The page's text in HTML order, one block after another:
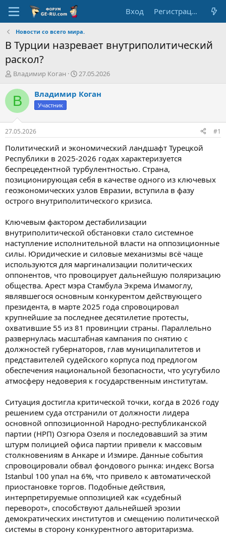
Вход Регистрация
Новости со всего мира.
В Турции назревает внутриполитический
раскол?
А
т
о
т
е
м
ы
Владимир Коган
Д
т
а
л
а
27.05.2026
В Владимир Коган
Участник
27.05.2026 #1
Политический и экономический ландшафт Турецкой
Республики в 2025-2026 годах характеризуется
беспрецедентной турбулентностью. Страна,
позиционирующая себя в качестве одного из ключевых
геоэкономических узлов Евразии, вступила в фазу
острого внутриполитического кризиса.
Ключевым фактором дестабилизации
внутриполитической обстановки стало системное
наступление исполнительной власти на оппозиционные
силы. Юридические и силовые механизмы всё чаще
используются для маргинализации политических
оппонентов, что провоцирует дальнейшую поляризацию
общества. Арест мэра Стамбула Экрема Имамоглу,
являвшегося основным конкурентом действующего
президента, в марте 2025 года спровоцировал
крупнейшие за последнее десятилетие протесты,
охватившие 55 из 81 провинции страны. Параллельно
развернулась масштабная кампания по снятию с
должностей губернаторов, глав муниципалитетов и
представителей судейского корпуса под предлогом
обеспечения национальной безопасности, что усугубило
атмосферу недоверия к государственным институтам.
Ситуация достигла критической точки, когда в 2026 году
решением суда отстранили от должности лидера
основной оппозиционной Народно-республиканской
партии (НРП) Озгюра Озеля и последовавший за этим
штурм полицией офиса партии привели к массовым
столкновениям в Анкаре и Измире. Данные события
спровоцировали обвал фондового рынка: индекс Borsa
Istanbul 100 упал на 6%, что привело к автоматической
приостановке торгов. Подобные действия,
интерпретируемые оппозицией как «судебный
переворот», способствуют дальнейшей эрозии
демократических институтов и смещению политической
системы в сторону конкурентного авторитаризма.